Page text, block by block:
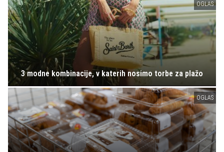
OGLAS
3 modne kombinacije, v katerih nosimo torbe za plažo
OGLAS